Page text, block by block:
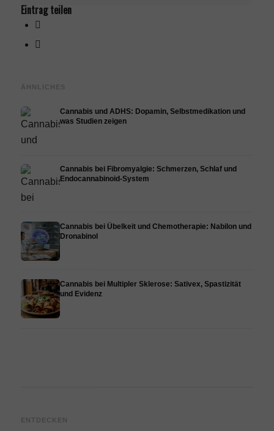
Eintrag teilen
ÄHNLICHES
Cannabis und ADHS: Dopamin, Selbstmedikation und
was Studien zeigen
Cannabis bei Fibromyalgie: Schmerzen, Schlaf und
Endocannabinoid-System
Cannabis bei Übelkeit und Chemotherapie: Nabilon und
Dronabinol
Cannabis bei Multipler Sklerose: Sativex, Spastizität
und Evidenz
ENTDECKEN
Epidiolex und der Stand der